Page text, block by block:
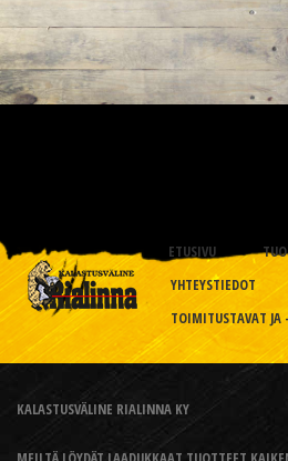
ETUSIVU
YHTEYSTIEDOT
TOIMITUSTAVAT JA
KALASTUSVÄLINE RIALINNA KY